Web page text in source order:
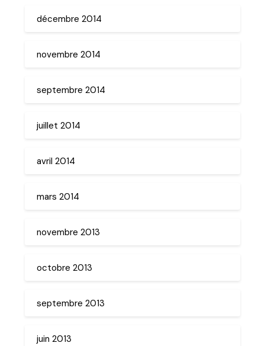
décembre 2014
novembre 2014
septembre 2014
juillet 2014
avril 2014
mars 2014
novembre 2013
octobre 2013
septembre 2013
juin 2013